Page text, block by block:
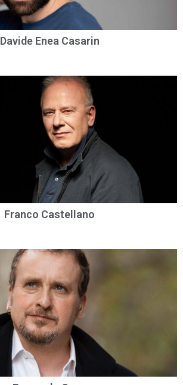
Davide Enea Casarin
Franco Castellano